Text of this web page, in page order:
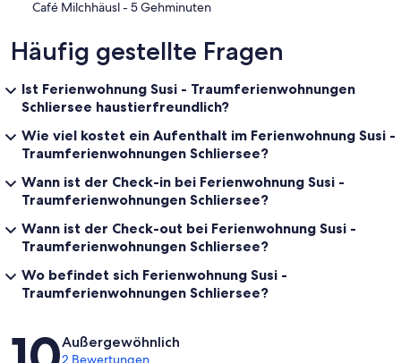
‪Café Milchhäusl - ‬5 Gehminuten
Häufig gestellte Fragen
Ist Ferienwohnung Susi - Traumferienwohnungen
Schliersee haustierfreundlich?
Wie viel kostet ein Aufenthalt im Ferienwohnung Susi -
Traumferienwohnungen Schliersee?
Wann ist der Check-in bei Ferienwohnung Susi -
Traumferienwohnungen Schliersee?
Wann ist der Check-out bei Ferienwohnung Susi -
Traumferienwohnungen Schliersee?
Wo befindet sich Ferienwohnung Susi -
Traumferienwohnungen Schliersee?
Bewertungen
Außergewöhnlich
2 Bewertungen